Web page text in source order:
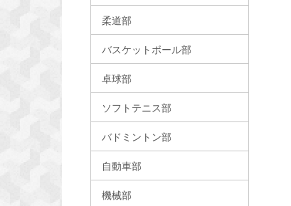
柔道部
バスケットボール部
卓球部
ソフトテニス部
バドミントン部
自動車部
機械部